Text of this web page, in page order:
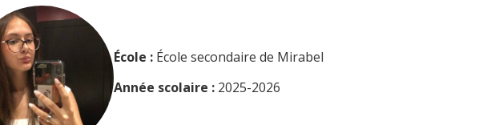
École :École secondaire de Mirabel
Année scolaire :2025-2026